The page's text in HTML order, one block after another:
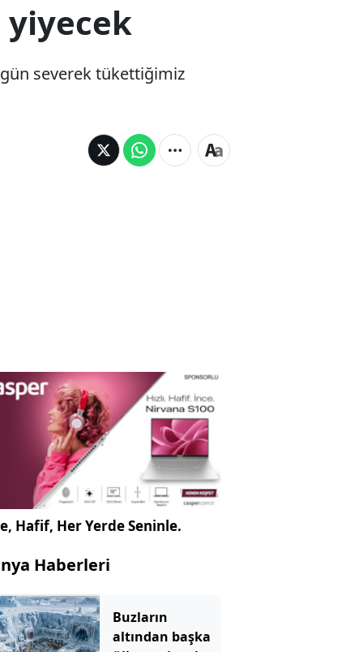
yiyecek
severek tükettiğimiz
Hafif, Her Yerde Seninle.
Haberleri
Buzların
altından başka